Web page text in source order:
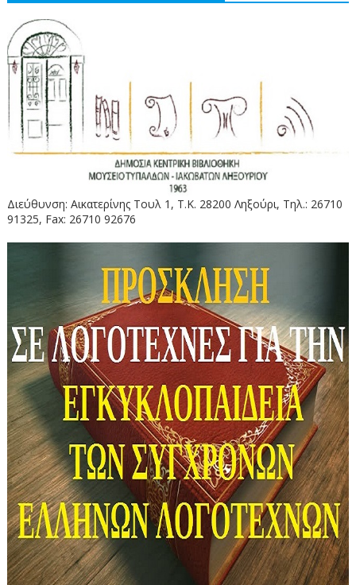
Διεύθυνση: Αικατερίνης Τουλ 1, Τ.Κ. 28200 Ληξούρι, Τηλ.: 26710
91325, Fax: 26710 92676